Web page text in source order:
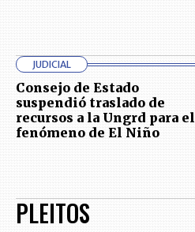
JUDICIAL
Consejo de Estado
suspendió traslado de
recursos a la Ungrd para el
fenómeno de El Niño
PLEITOS